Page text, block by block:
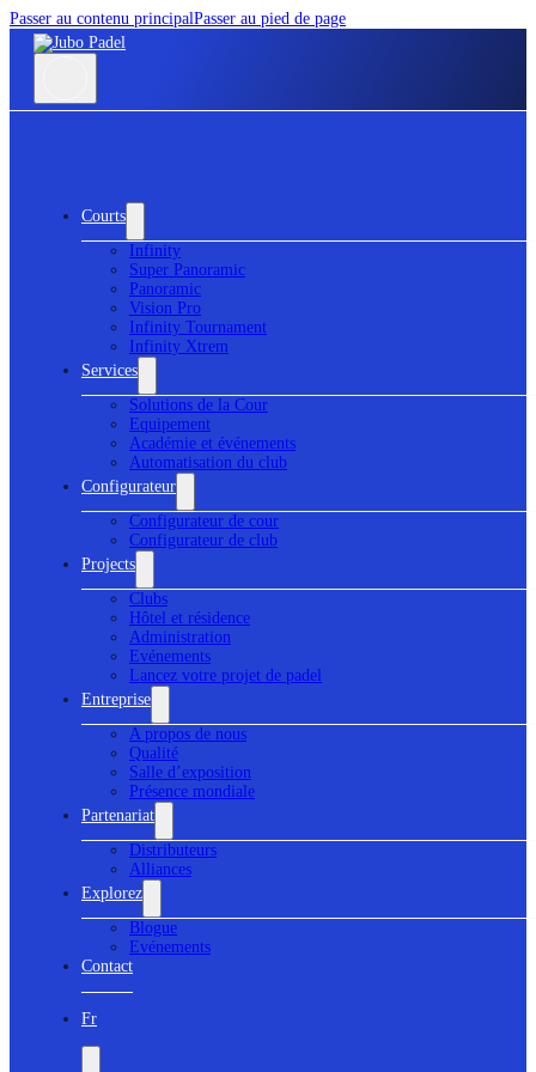
Passer au contenu principalPasser au pied de page
Courts
Infinity
Super Panoramic
Panoramic
Vision Pro
Infinity Tournament
Infinity Xtrem
Services
Solutions de la Cour
Equipement
Académie et événements
Automatisation du club
Configurateur
Configurateur de cour
Configurateur de club
Projects
Clubs
Hôtel et résidence
Administration
Evénements
Lancez votre projet de padel
Entreprise
A propos de nous
Qualité
Salle d’exposition
Présence mondiale
Partenariat
Distributeurs
Alliances
Explorez
Blogue
Evénements
Contact
Fr